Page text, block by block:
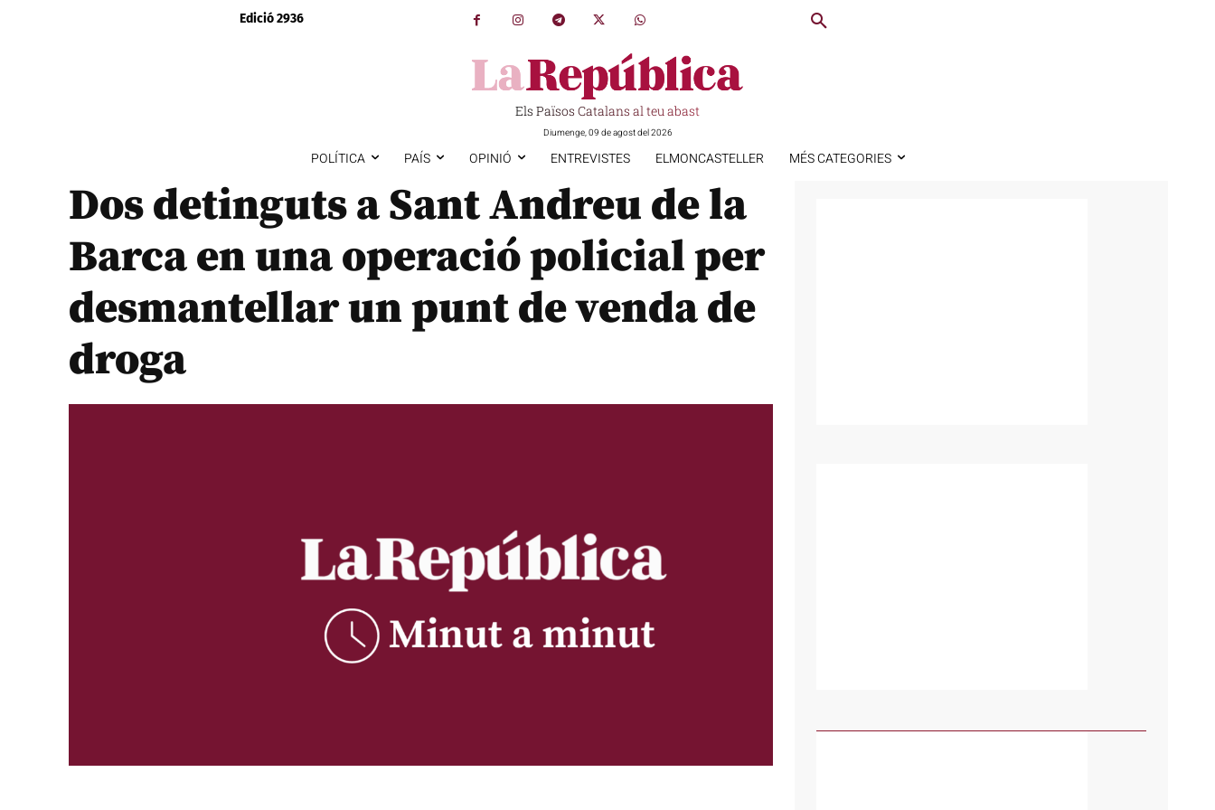
Edició 2936
Els Països Catalans al teu abast
Diumenge, 09 de agost del 2026
POLÍTICA PAÍS OPINIÓ ENTREVISTES ELMONCASTELLER MÉS CATEGORIES
Dos detinguts a Sant Andreu de la
Barca en una operació policial per
desmantellar un punt de venda de
droga